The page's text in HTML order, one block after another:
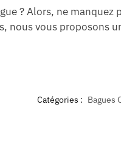
? Alors, ne manquez
nous vous proposons
Catégories : Bagues